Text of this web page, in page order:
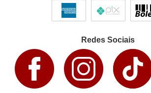
Redes Sociais